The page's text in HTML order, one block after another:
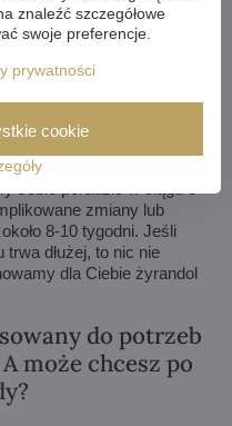
z naszej oferty,
produkt.
zdjęcie, jak
żyrandol. Ocenimy
prześlemy do
zmiany lub
8-10 tygodni. Jeśli
dłużej, to nic nie
dla Ciebie żyrandol
do potrzeb
może chcesz po
znaleźć szczegółowe
swoje preferencje.
prywatności
cookie